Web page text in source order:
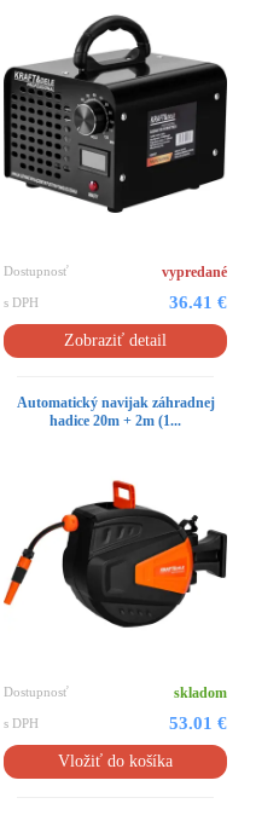
Dostupnosť vypredané
s DPH 36.41 €
Zobraziť detail
Automatický navijak záhradnej
hadice 20m + 2m (1...
Dostupnosť skladom
s DPH 53.01 €
Vložiť do košíka